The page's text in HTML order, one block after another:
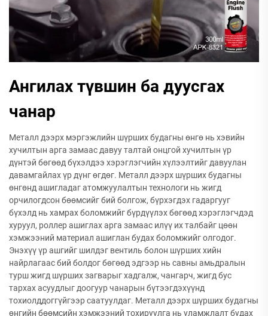
Ангилах түвшин ба дуусгах
чанар
Металл дээрх мэргэжлийн шүрших будагны өнгө нь хэвийн
хучилтын арга замаас давуу талтай онцгой хучилтын үр
дүнтэй бөгөөд бүхэлдээ хэрэглэгчийн хүлээлтийг давуулан
давамгайлах үр дүнг өгдөг. Металл дээрх шүрших будагны
өнгөнд ашигладаг атомжуулалтын технологи нь жигд
орчилогдсон бөөмсийг бий болгож, бүрхэгдэх гадаргууг
бүхэлд нь хамрах боломжийг бүрдүүлэх бөгөөд хэрэглэгчдэд
хуруул, роллер ашиглах арга замаас илүү их талбайг цөөн
хэмжээний материал ашиглан будах боломжийг олгодог.
Энэхүү үр ашгийг шилдэг вентиль болон шүрших хийн
найрлагаас бий болдог бөгөөд эдгээр нь савны амьдралын
турш жигд шүрших загварыг хадгалж, чангарч, жигд бус
тархах асуудлыг доогуур чанарын бүтээгдэхүүнд
тохиолддоггүйгээр саатуулдаг. Металл дээрх шүрших будагны
өнгийн бөөмсийн хэмжээний тохируулга нь уламжлалт будах